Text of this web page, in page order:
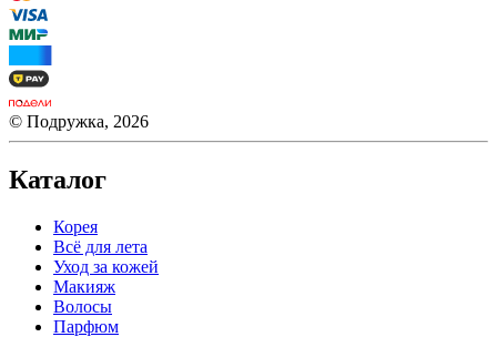
© Подружка, 2026
Каталог
Корея
Всё для лета
Уход за кожей
Макияж
Волосы
Парфюм